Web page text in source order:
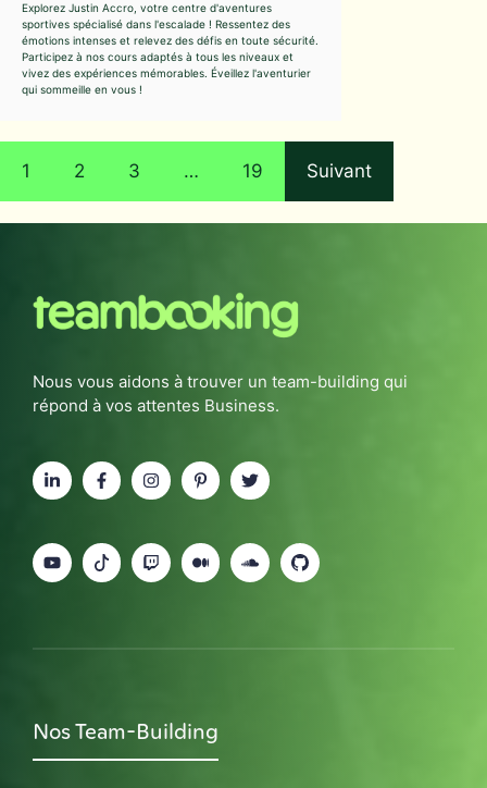
Explorez Justin Accro, votre centre d'aventures
sportives spécialisé dans l'escalade ! Ressentez des
émotions intenses et relevez des défis en toute sécurité.
Participez à nos cours adaptés à tous les niveaux et
vivez des expériences mémorables. Éveillez l'aventurier
qui sommeille en vous !
1 2 3 … 19 Suivant
Nous vous aidons à trouver un team-building qui
répond à vos attentes Business.
Nos Team-Building